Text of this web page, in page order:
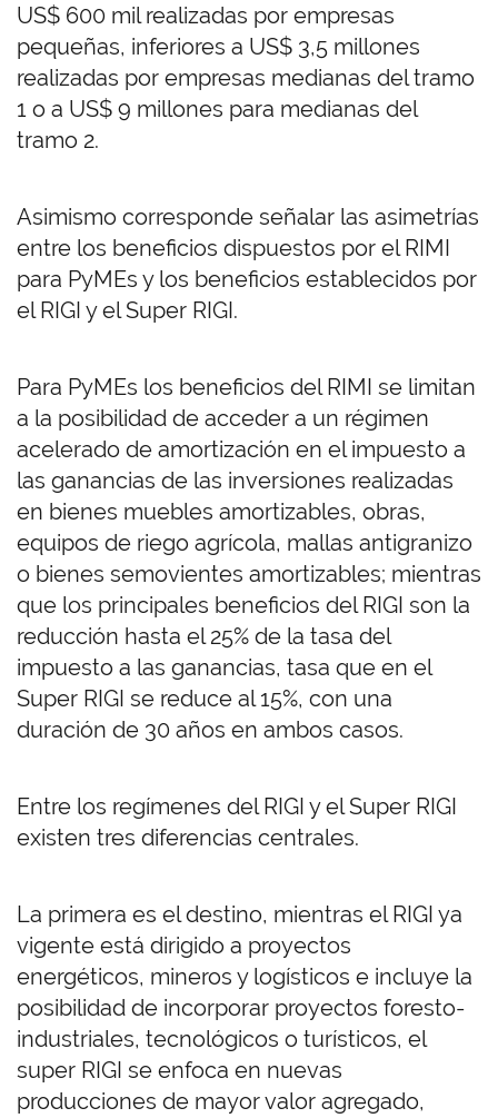
US$ 600 mil realizadas por empresas
pequeñas, inferiores a US$ 3,5 millones
realizadas por empresas medianas del tramo
1 o a US$ 9 millones para medianas del
tramo 2.
Asimismo corresponde señalar las asimetrías
entre los beneficios dispuestos por el RIMI
para PyMEs y los beneficios establecidos por
el RIGI y el Super RIGI.
Para PyMEs los beneficios del RIMI se limitan
a la posibilidad de acceder a un régimen
acelerado de amortización en el impuesto a
las ganancias de las inversiones realizadas
en bienes muebles amortizables, obras,
equipos de riego agrícola, mallas antigranizo
o bienes semovientes amortizables; mientras
que los principales beneficios del RIGI son la
reducción hasta el 25% de la tasa del
impuesto a las ganancias, tasa que en el
Super RIGI se reduce al 15%, con una
duración de 30 años en ambos casos.
Entre los regímenes del RIGI y el Super RIGI
existen tres diferencias centrales.
La primera es el destino, mientras el RIGI ya
vigente está dirigido a proyectos
energéticos, mineros y logísticos e incluye la
posibilidad de incorporar proyectos foresto-
industriales, tecnológicos o turísticos, el
super RIGI se enfoca en nuevas
producciones de mayor valor agregado,